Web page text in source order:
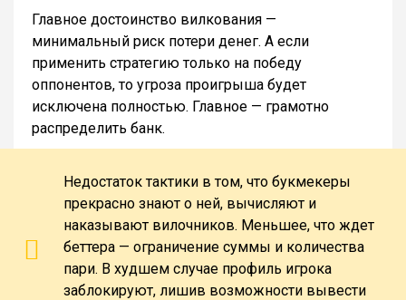
Главное достоинство вилкования —
минимальный риск потери денег. А если
применить стратегию только на победу
оппонентов, то угроза проигрыша будет
исключена полностью. Главное — грамотно
распределить банк.
Недостаток тактики в том, что букмекеры
прекрасно знают о ней, вычисляют и
наказывают вилочников. Меньшее, что ждет
беттера — ограничение суммы и количества
пари. В худшем случае профиль игрока
заблокируют, лишив возможности вывести